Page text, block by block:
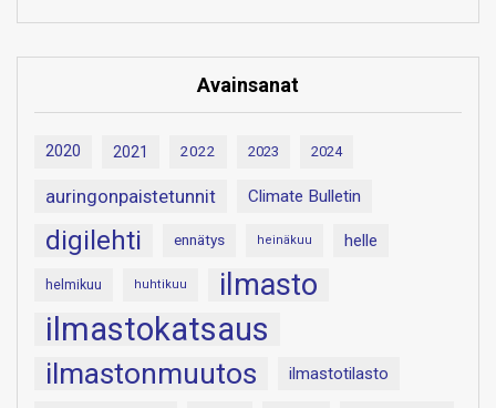
Avainsanat
2020 2021 2022 2023 2024
auringonpaistetunnit Climate Bulletin
digilehti ennätys heinäkuu helle
helmikuu huhtikuu ilmasto
ilmastokatsaus
ilmastonmuutos ilmastotilasto